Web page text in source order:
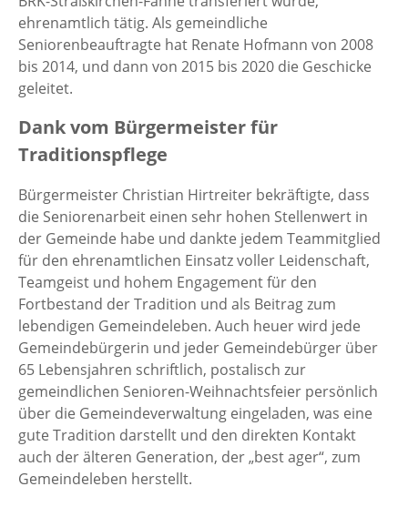
ehrenamtlich tätig. Als gemeindliche
Seniorenbeauftragte hat Renate Hofmann von 2008
bis 2014, und dann von 2015 bis 2020 die Geschicke
geleitet.
Dank vom Bürgermeister für
Traditionspflege
Bürgermeister Christian Hirtreiter bekräftigte, dass
die Seniorenarbeit einen sehr hohen Stellenwert in
der Gemeinde habe und dankte jedem Teammitglied
für den ehrenamtlichen Einsatz voller Leidenschaft,
Teamgeist und hohem Engagement für den
Fortbestand der Tradition und als Beitrag zum
lebendigen Gemeindeleben. Auch heuer wird jede
Gemeindebürgerin und jeder Gemeindebürger über
65 Lebensjahren schriftlich, postalisch zur
gemeindlichen Senioren-Weihnachtsfeier persönlich
über die Gemeindeverwaltung eingeladen, was eine
gute Tradition darstellt und den direkten Kontakt
auch der älteren Generation, der „best ager“, zum
Gemeindeleben herstellt.